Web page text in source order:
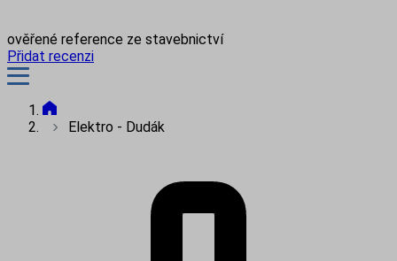
ověřené reference ze stavebnictví
Přidat recenzi
Elektro - Dudák